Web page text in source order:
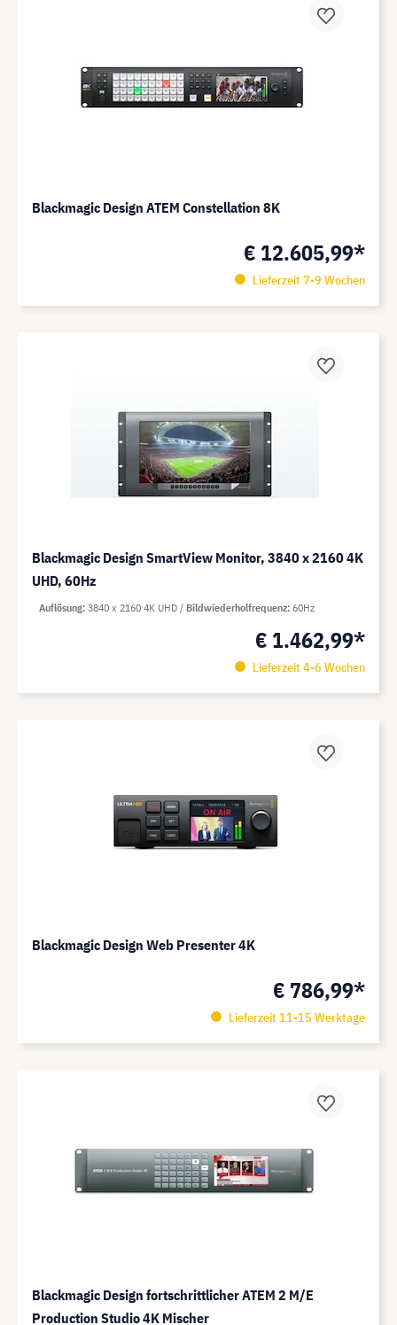
Blackmagic Design ATEM Constellation 8K
€ 12.605,99*
Lieferzeit 7-9 Wochen
Blackmagic Design SmartView Monitor, 3840 x 2160 4K
UHD, 60Hz
€ 1.462,99*
Lieferzeit 4-6 Wochen
Auflösung 3840 x 2160 4K UHD Bildwiederholfrequenz 60Hz
Blackmagic Design Web Presenter 4K
€ 786,99*
Lieferzeit 11-15 Werktage
Blackmagic Design fortschrittlicher ATEM 2 M/E
Production Studio 4K Mischer